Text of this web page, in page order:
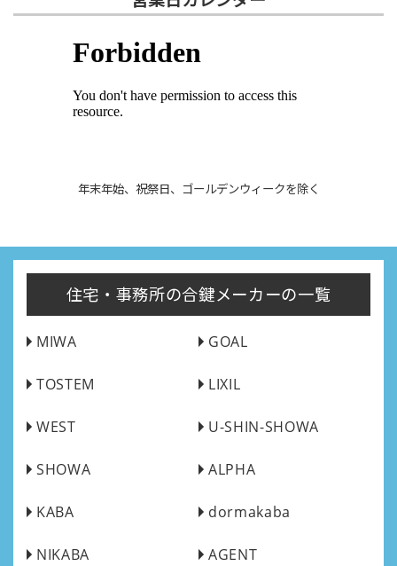
年末年始、祝祭日、ゴールデンウィークを除く
住宅・事務所の合鍵メーカーの一覧
MIWA GOAL
TOSTEM LIXIL
WEST U-SHIN-SHOWA
SHOWA ALPHA
KABA dormakaba
NIKABA AGENT